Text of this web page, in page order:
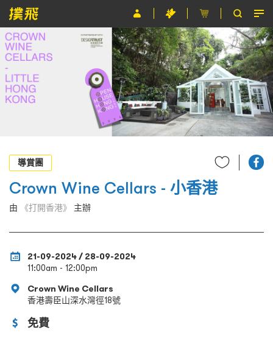
節目
關於撲飛
EN
導賞團
Crown Wine Cellars - 小香港
由 《打開香港》 主辦
21-09-2024 / 28-09-2024
11:00am - 12:00pm
Crown Wine Cellars
香港壽臣山深水灣徑18號
免費